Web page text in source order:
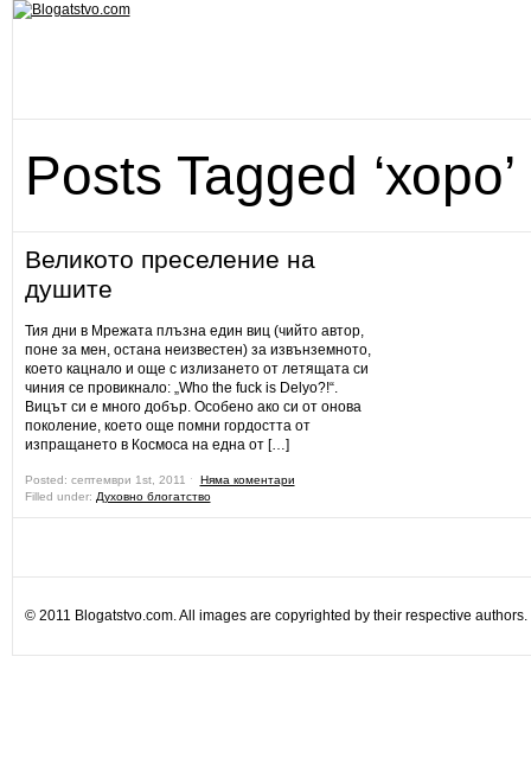
Posts Tagged ‘хоро’
Великото преселение на
душите
Тия дни в Мрежата плъзна един виц (чийто автор,
поне за мен, остана неизвестен) за извънземното,
което кацнало и още с излизането от летящата си
чиния се провикнало: „Who the fuck is Delyo?!“.
Вицът си е много добър. Особено ако си от онова
поколение, което още помни гордостта от
изпращането в Космоса на една от […]
Posted: септември 1st, 2011 ˑ Няма коментари
Filled under: Духовно блогатство
© 2011 Blogatstvo.com. All images are copyrighted by their respective authors.